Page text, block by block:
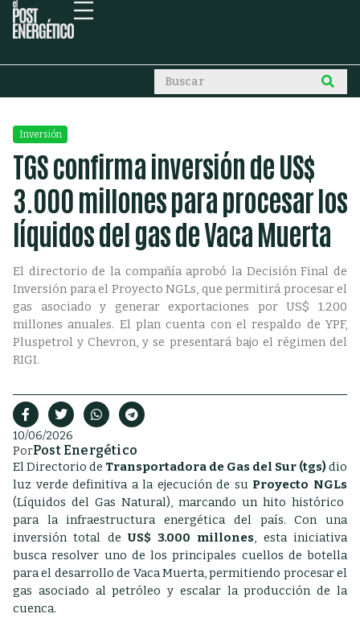
Inversión
TGS confirma inversión de US$
3.000 millones para procesar los
líquidos del gas de Vaca Muerta
El directorio de la compañía aprobó la Decisión Final de
Inversión para el Proyecto NGLs, que permitirá procesar el
gas asociado y generar exportaciones por US$ 1.200
millones anuales. El plan cuenta con el respaldo de YPF,
Pluspetrol y Chevron, y se presentará bajo el régimen del
RIGI.
10/06/2026
PorPost Energético
El Directorio de Transportadora de Gas del Sur (tgs)dio
luz verde definitiva a la ejecución de su Proyecto NGLs
(Líquidos del Gas Natural), marcando un hito histórico
para la infraestructura energética del país. Con una
inversión total deUS$ 3.000 millones, esta iniciativa
busca resolver uno de los principales cuellos de botella
para el desarrollo de Vaca Muerta, permitiendo procesar el
gas asociado al petróleo y escalar la producción de la
cuenca.